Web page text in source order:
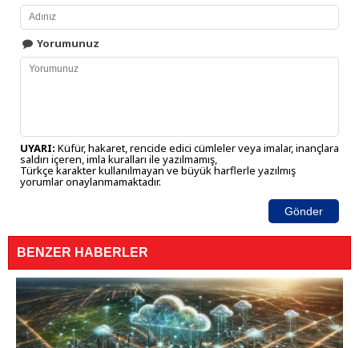
Yorumunuz
UYARI: Küfür, hakaret, rencide edici cümleler veya imalar, inançlara
saldırı içeren, imla kuralları ile yazılmamış,
Türkçe karakter kullanılmayan ve büyük harflerle yazılmış
yorumlar onaylanmamaktadır.
Gönder
BENZER HABERLER